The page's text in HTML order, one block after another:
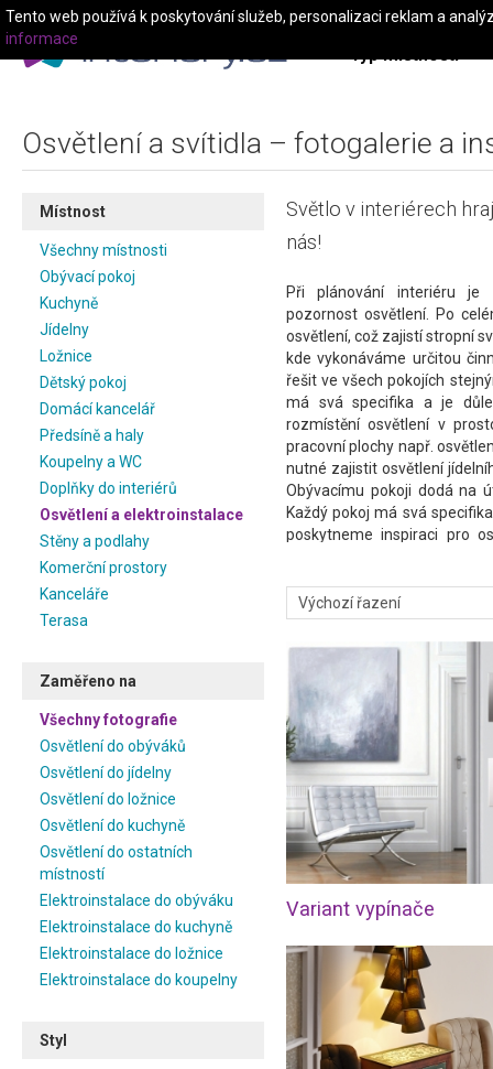
Typ místnosti
Osvětlení a svítidla – fotogalerie a
Místnost
Všechny místnosti
Obývací pokoj
Kuchyně
Jídelny
Ložnice
Dětský pokoj
Domácí kancelář
Předsíně a haly
Koupelny a WC
Doplňky do interiérů
Osvětlení a elektroinstalace
Stěny a podlahy
Komerční prostory
Kanceláře
Terasa
Zaměřeno na
Všechny fotografie
Osvětlení do obýváků
Osvětlení do jídelny
Osvětlení do ložnice
Osvětlení do kuchyně
Osvětlení do ostatních
místností
Elektroinstalace do obýváku
Elektroinstalace do kuchyně
Elektroinstalace do ložnice
Elektroinstalace do koupelny
Styl
Světlo v interiérech
nás!
Při plánování interiéru je
pozornost osvětlení. Po
osvětlení, což zajistí stropní
kde vykonáváme určitou
řešit ve všech pokojích
má svá specifika a je
rozmístění osvětlení v
pracovní plochy např.
nutné zajistit osvětlení
Obývacímu pokoji dodá na
Každý pokoj má svá
poskytneme inspiraci pro
Variant vypínače
Tento web používá k poskytování služeb, personalizaci reklam a
informace